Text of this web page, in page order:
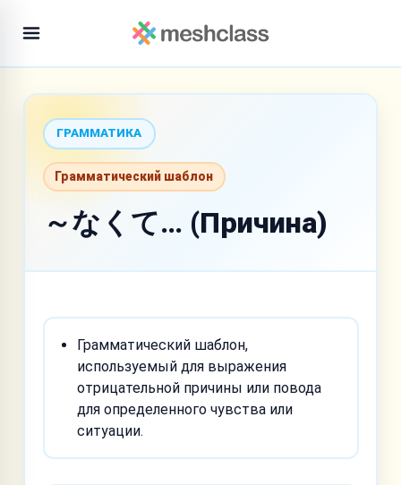
ГРАММАТИКА
Грамматический шаблон
～なくて… (Причина)
Грамматический шаблон,
используемый для выражения
отрицательной причины или повода
для определенного чувства или
ситуации.